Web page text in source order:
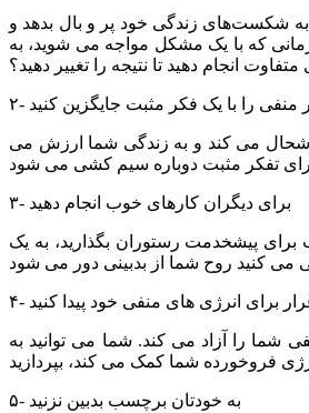
به شکست‌های زندگی خود پر و بال بدهد و
زمانی که با یک مشکل مواجه می شوید، به
انجام دهید تا نتیجه را تغییر دهید؟
منفی را با یک فکر مثبت جایگزین کنید
خوشحال می کند و به زندگی شما ارزش می
۳- برای دیگران کارهای خوب انجام دهید
برای پیشخدمت رستوران بگذارید، به یک
فرار برای انرژی های منفی خود پیدا کنید
شما را آزاد می کند. شما می توانید به
۵- به خودتان برچسب بدبین نزنید